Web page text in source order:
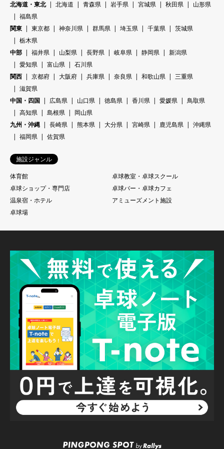
北海道・東北 北海道 青森県 岩手県 宮城県 秋田県
山形県
福島県
関東
東京都 神奈川県 群馬県 埼玉県 千葉県
茨城県
栃木県
中部
福井県 山梨県 長野県 岐阜県 静岡県
新潟県
愛知県
富山県
石川県
関西
京都府 大阪府 兵庫県 奈良県 和歌山県
三重県
滋賀県
中国・四国
広島県 山口県 徳島県 香川県 愛媛県
鳥取県
高知県
島根県
岡山県
九州・沖縄
長崎県 熊本県 大分県 宮崎県 鹿児島県
沖縄県
福岡県
佐賀県
施設ジャンル
体育館
卓球教室・卓球スクール
卓球ショップ・専門店
卓球バー・卓球カフェ
温泉宿・ホテル
アミューズメント施設
卓球場